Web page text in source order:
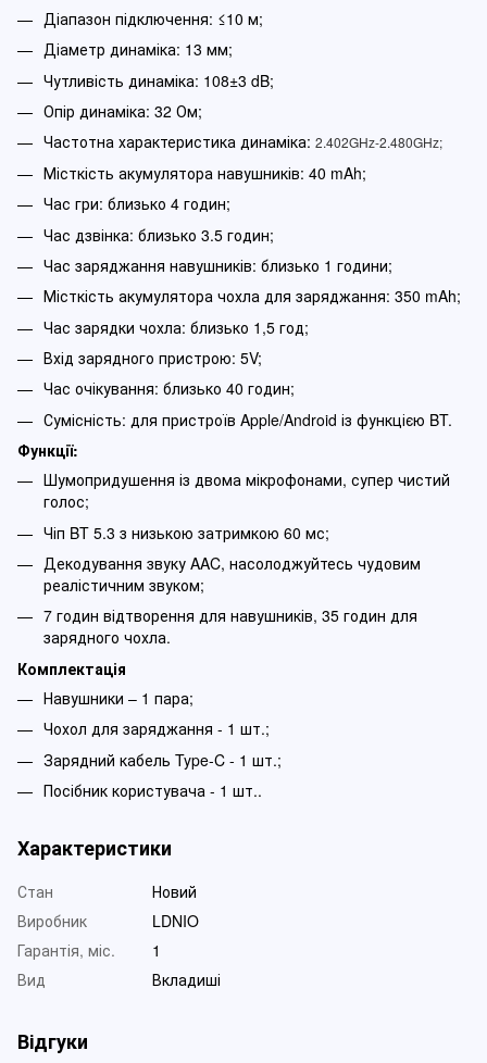
Діапазон підключення: ≤10 м;
Діаметр динаміка: 13 мм;
Чутливість динаміка: 108±3 dB;
Опір динаміка: 32 Ом;
Частотна характеристика динаміка: 2.402GHz-2.480GHz;
Місткість акумулятора навушників: 40 mAh;
Час гри: близько 4 годин;
Час дзвінка: близько 3.5 годин;
Час заряджання навушників: близько 1 години;
Місткість акумулятора чохла для заряджання: 350 mAh;
Час зарядки чохла: близько 1,5 год;
Вхід зарядного пристрою: 5V;
Час очікування: близько 40 годин;
Сумісність: для пристроїв Apple/Android із функцією BT.
Функції:
Шумопридушення із двома мікрофонами, супер чистий
голос;
Чіп BT 5.3 з низькою затримкою 60 мс;
Декодування звуку AAC, насолоджуйтесь чудовим
реалістичним звуком;
7 годин відтворення для навушників, 35 годин для
зарядного чохла.
Комплектація
Навушники – 1 пара;
Чохол для заряджання - 1 шт.;
Зарядний кабель Type-C - 1 шт.;
Посібник користувача - 1 шт..
Характеристики
Стан
Новий
Виробник
LDNIO
Гарантія, міс.
1
Вид
Вкладиші
Відгуки